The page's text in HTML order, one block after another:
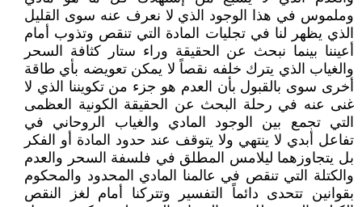
وملموس في هذا الوجود الذي لا نعرف عنه سوى القليل
الذي يظهر لنا في تجليات المادة التي تنقص وتذوب أمام
أعيننا بينما نبحث عن الحقيقة وراء ستار كثافة السحر
والغياب الذي يترك خلفه نقصاً لا يمكن تعويضه بأي طاقة
أخرى سوى بالقبول بأن العدم هو جزء من تكويننا الذي لا
غنى عنه في رحلة البحث عن الحقيقة الكونية العظمى
التي تجمع بين الوجود المادي والغياب الروحاني في
تفاعل أبدي لا ينتهي ولا يتوقف عند حدود المادة أو الفكر
بل يتجاوزهما ليلامس المطلق في فلسفة السحر والعدم
والكتلة التي تنقص في عالمنا المادي المحدود والمحكوم
بقوانين تتحدى دائماً التفسير وتتركنا أمام لغز النقص